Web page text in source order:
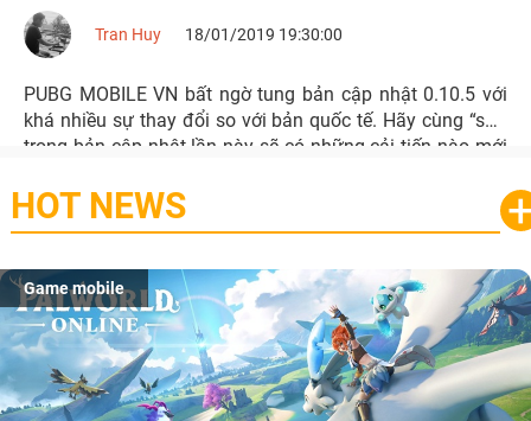
tế
Tran Huy 18/01/2019 19:30:00
PUBG MOBILE VN bất ngờ tung bản cập nhật 0.10.5 với
khá nhiều sự thay đổi so với bản quốc tế. Hãy cùng “soi”
trong bản cập nhật lần này sẽ có những cải tiến nào mới
HOT NEWS
Game mobile